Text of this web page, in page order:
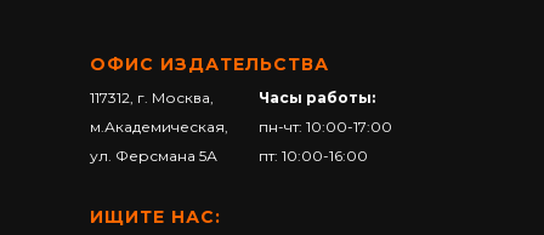
ОФИС ИЗДАТЕЛЬСТВА
117312, г. Москва,
м.Академическая,
ул. Ферсмана 5А
ИЩИТЕ НАС:
Часы работы:
пн-чт: 10:00-17:00
пт: 10:00-16:00